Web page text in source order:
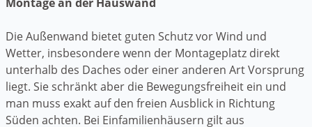
Die Außenwand bietet guten Schutz vor Wind und
Wetter, insbesondere wenn der Montageplatz direkt
unterhalb des Daches oder einer anderen Art Vorsprung
liegt. Sie schränkt aber die Bewegungsfreiheit ein und
man muss exakt auf den freien Ausblick in Richtung
Süden achten. Bei Einfamilienhäusern gilt aus